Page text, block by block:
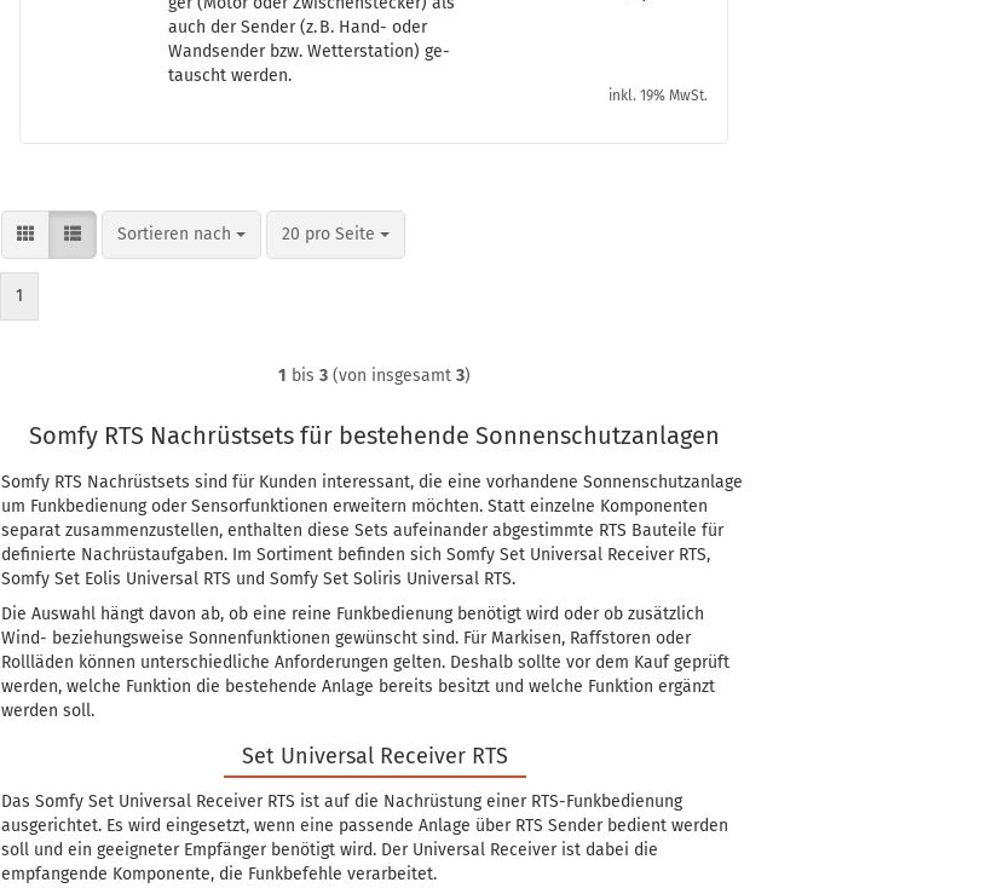
auch der Sen­der (z. B. Hand- oder
Wand­sen­der bzw. Wet­ter­sta­ti­on) ge­
tauscht wer­den.
inkl. 19% MwSt.
Sortieren nach
Sortieren nach 20 pro Seite
pro Seite
1
1 bis3 (von insgesamt3)
Somfy RTS Nachrüstsets für bestehende Sonnenschutzanlagen
Somfy RTS Nachrüstsets sind für Kunden interessant, die eine vorhandene Sonnenschutzanlage
um Funkbedienung oder Sensorfunktionen erweitern möchten. Statt einzelne Komponenten
separat zusammenzustellen, enthalten diese Sets aufeinander abgestimmte RTS Bauteile für
definierte Nachrüstaufgaben. Im Sortiment befinden sich Somfy Set Universal Receiver RTS,
Somfy Set Eolis Universal RTS und Somfy Set Soliris Universal RTS.
Die Auswahl hängt davon ab, ob eine reine Funkbedienung benötigt wird oder ob zusätzlich
Wind- beziehungsweise Sonnenfunktionen gewünscht sind. Für Markisen, Raffstoren oder
Rollläden können unterschiedliche Anforderungen gelten. Deshalb sollte vor dem Kauf geprüft
werden, welche Funktion die bestehende Anlage bereits besitzt und welche Funktion ergänzt
werden soll.
Set Universal Receiver RTS
Das Somfy Set Universal Receiver RTS ist auf die Nachrüstung einer RTS-Funkbedienung
ausgerichtet. Es wird eingesetzt, wenn eine passende Anlage über RTS Sender bedient werden
soll und ein geeigneter Empfänger benötigt wird. Der Universal Receiver ist dabei die
empfangende Komponente, die Funkbefehle verarbeitet.